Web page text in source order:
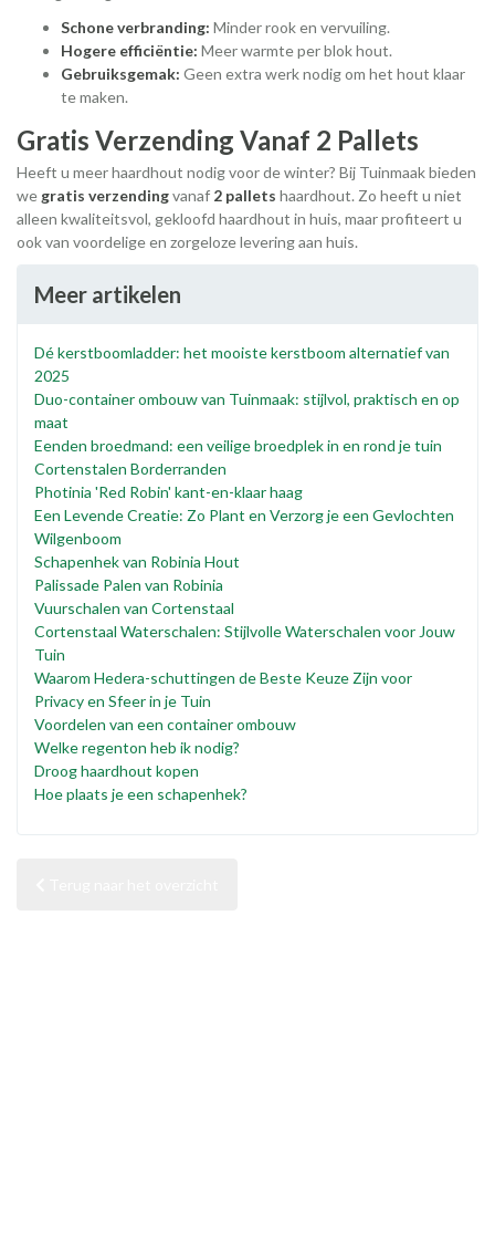
Schone verbranding: Minder rook en vervuiling.
Hogere efficiëntie: Meer warmte per blok hout.
Gebruiksgemak: Geen extra werk nodig om het hout klaar
te maken.
Gratis Verzending Vanaf 2 Pallets
Heeft u meer haardhout nodig voor de winter? Bij Tuinmaak bieden
we gratis verzendingvanaf 2 pallets haardhout. Zo heeft u niet
alleen kwaliteitsvol, gekloofd haardhout in huis, maar profiteert u
ook van voordelige en zorgeloze levering aan huis.
Meer artikelen
Dé kerstboomladder: het mooiste kerstboom alternatief van
2025
Duo-container ombouw van Tuinmaak: stijlvol, praktisch en op
maat
Eenden broedmand: een veilige broedplek in en rond je tuin
Cortenstalen Borderranden
Photinia 'Red Robin' kant-en-klaar haag
Een Levende Creatie: Zo Plant en Verzorg je een Gevlochten
Wilgenboom
Schapenhek van Robinia Hout
Palissade Palen van Robinia
Vuurschalen van Cortenstaal
Cortenstaal Waterschalen: Stijlvolle Waterschalen voor Jouw
Tuin
Waarom Hedera-schuttingen de Beste Keuze Zijn voor
Privacy en Sfeer in je Tuin
Voordelen van een container ombouw
Welke regenton heb ik nodig?
Droog haardhout kopen
Hoe plaats je een schapenhek?